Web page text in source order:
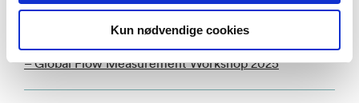
Kun nødvendige cookies
Custody transfer of hydrogen: Design of fiscal flow
– Global Flow Measurement Workshop 2025